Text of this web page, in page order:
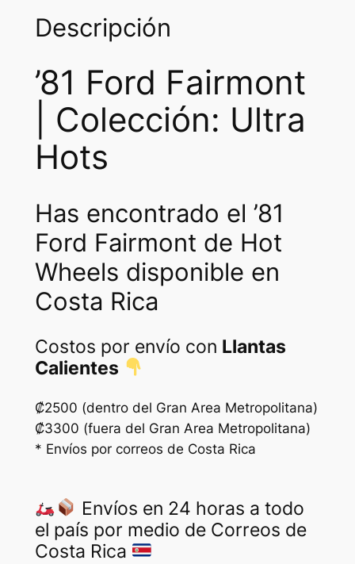
p
i
c
e
w
s
:
₡
4
0
0
.
r
i
₡
2
0
0
.
Descripción
’81 Ford Fairmont
| Colección: Ultra
Hots
Has encontrado el ’81
Ford Fairmont de Hot
Wheels disponible en
Costa Rica
Costos por envío con Llantas
Calientes
₡2500 (dentro del Gran Area Metropolitana)
₡3300 (fuera del Gran Area Metropolitana)
* Envíos por correos de Costa Rica
Envíos en 24 horas a todo
el país por medio de Correos de
Costa Rica